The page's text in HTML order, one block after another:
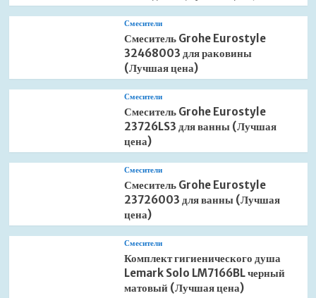
Смесители
Смеситель Grohe Eurostyle
32468003 для раковины
(Лучшая цена)
Смесители
Смеситель Grohe Eurostyle
23726LS3 для ванны (Лучшая
цена)
Смесители
Смеситель Grohe Eurostyle
23726003 для ванны (Лучшая
цена)
Смесители
Комплект гигиенического душа
Lemark Solo LM7166BL черный
матовый (Лучшая цена)